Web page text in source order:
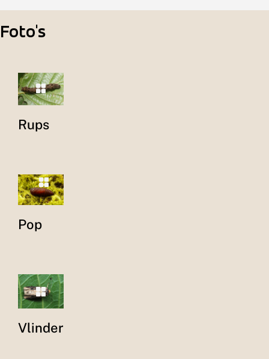
Foto's
Rups
Pop
Vlinder